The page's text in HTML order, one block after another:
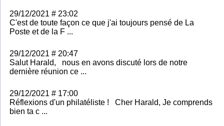
29/12/2021 # 23:02
C'est de toute façon ce que j'ai toujours pensé de La
Poste et de la F ...
29/12/2021 # 20:47
Salut Harald, nous en avons discuté lors de notre
dernière réunion ce ...
29/12/2021 # 17:00
Réflexions d'un philatéliste ! Cher Harald, Je comprends
bien ta c ...